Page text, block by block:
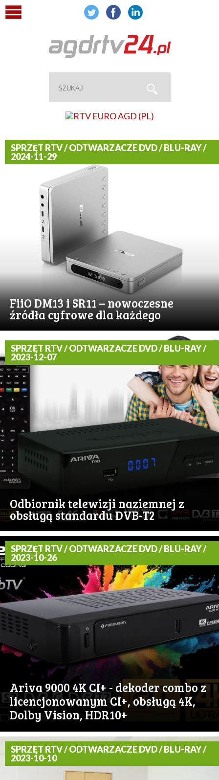
SPRZĘT RTV / ODTWARZACZE DVD / BLU-RAY /
2024-11-29
FiiO DM13 i SR11 – nowoczesne
źródła cyfrowe dla każdego
SPRZĘT RTV / ODTWARZACZE DVD / BLU-RAY /
2023-12-07
Odbiornik telewizji naziemnej z
obsługą standardu DVB-T2
SPRZĘT RTV / ODTWARZACZE DVD / BLU-RAY /
2023-10-26
Ariva 9000 4K CI+ - dekoder combo z
licencjonowanym CI+, obsługą 4K,
Dolby Vision, HDR10+
SPRZĘT RTV / ODTWARZACZE DVD / BLU-RAY /
2023-10-10